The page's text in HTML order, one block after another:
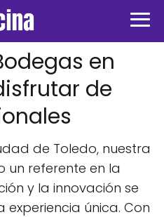
en
de
de Toledo, nuestra
un referente en la
y la innovación se
única. Con